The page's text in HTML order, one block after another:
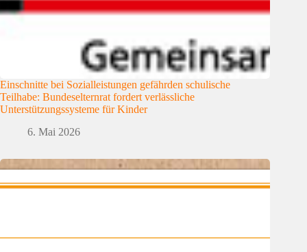
Einschnitte bei Sozialleistungen gefährden schulische
Teilhabe: Bundeselternrat fordert verlässliche
Unterstützungssysteme für Kinder
6. Mai 2026